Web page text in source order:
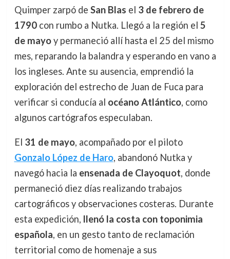
Quimper zarpó de San Blas el 3 de febrero de
1790con rumbo a Nutka. Llegó a la región el 5
de mayoy permaneció allí hasta el 25 del mismo
mes, reparando la balandra y esperando en vano a
los ingleses. Ante su ausencia, emprendió la
exploración del estrecho de Juan de Fuca para
verificar si conducía al océano Atlántico, como
algunos cartógrafos especulaban.
El 31 de mayo, acompañado por el piloto
Gonzalo López de Haro, abandonó Nutka y
navegó hacia la ensenada de Clayoquot, donde
permaneció diez días realizando trabajos
cartográficos y observaciones costeras. Durante
esta expedición, llenó la costa con toponimia
española, en un gesto tanto de reclamación
territorial como de homenaje a sus